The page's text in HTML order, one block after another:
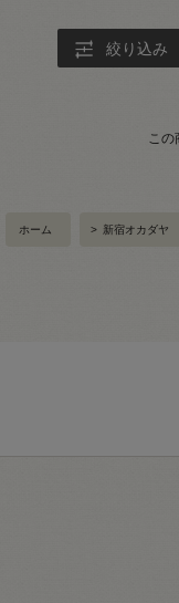
絞り込み
この
ホーム > 新宿オカダヤ